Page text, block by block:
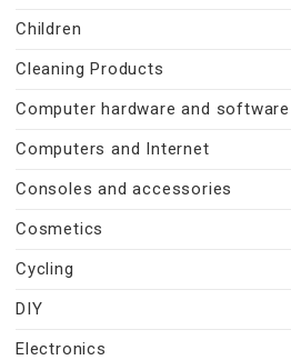
Children
Cleaning Products
Computer hardware and software
Computers and Internet
Consoles and accessories
Cosmetics
Cycling
DIY
Electronics